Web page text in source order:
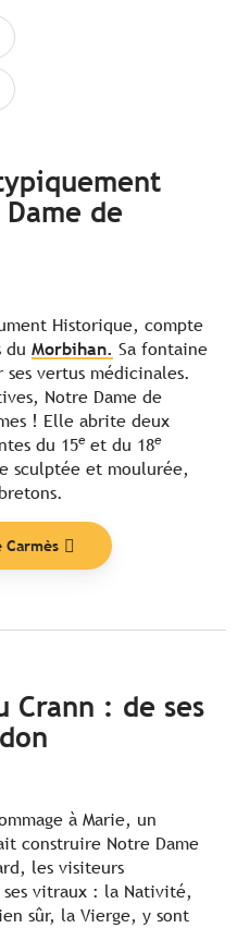
de
Historique, compte
du Morbihan. Sa fontaine
vertus médicinales.
Notre Dame de
! Elle abrite deux
du 15e et du 18e
sculptée et moulurée,
Carmès
Crann : de ses
à Marie, un
construire Notre Dame
les visiteurs
vitraux : la Nativité,
sûr, la Vierge, y sont